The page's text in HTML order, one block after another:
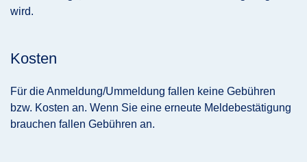
wird.
Kosten
Für die Anmeldung/Ummeldung fallen keine Gebühren
bzw. Kosten an. Wenn Sie eine erneute Meldebestätigung
brauchen fallen Gebühren an.